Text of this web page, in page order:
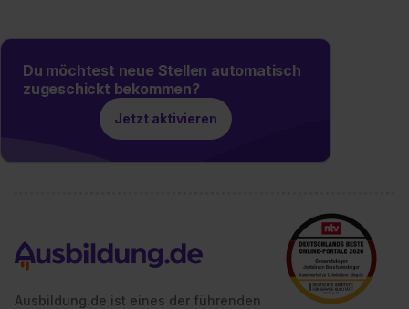
Du möchtest neue Stellen automatisch
zugeschickt bekommen?
Jetzt aktivieren
Ausbildung.de ist eines der führenden